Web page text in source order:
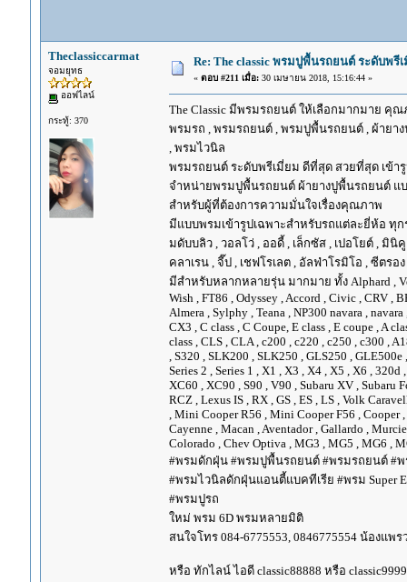
Theclassiccarmat
จอมยุทธ
ออฟไลน์
กระทู้: 370
Re: The classic พรมปูพื้นรถยนต์ ระดับพรี
« ตอบ #211 เมื่อ:30 เมษายน 2018, 15:16:44 »
The Classic มีพรมรถยนต์ ให้เลือกมากมาย คุ
พรมรถ , พรมรถยนต์ , พรมปูพื้นรถยนต์ , ผ้ายา
, พรมไวนิล
พรมรถยนต์ ระดับพรีเมี่ยม ดีที่สุด สวยที่สุด เข้ารู
จำหน่ายพรมปูพื้นรถยนต์ ผ้ายางปูพื้นรถยนต์ แบบ
สำหรับผู้ที่ต้องการความมั่นใจเรื่องคุณภาพ
มีแบบพรมเข้ารูปเฉพาะสำหรับรถแต่ละยี่ห้อ ทุก
มดับบลิว , วอลโว่ , ออดี้ , เล็กซัส , เปอโยต์ , มินิ
คลาเรน , จี๊ป , เชฟโรเลต , อัลฟ่าโรมิโอ , ซีตร
มีสำหรับหลากหลายรุ่น มากมาย ทั้ง Alphard ,
Wish , FT86 , Odyssey , Accord , Civic , CRV ,
Almera , Sylphy , Teana , NP300 navara ,
CX3 , C class , C Coupe, E class , E coupe , A
class , CLS , CLA , c200 , c220 , c250 , c300 ,
, S320 , SLK200 , SLK250 , GLS250 , GLE500e
Series 2 , Series 1 , X1 , X3 , X4 , X5 , X6 ,
XC60 , XC90 , S90 , V90 , Subaru XV , Subaru
RCZ , Lexus IS , RX , GS , ES , LS , Volk
, Mini Cooper R56 , Mini Cooper F56 , Cooper
Cayenne , Macan , Aventador , Gallardo ,
Colorado , Chev Optiva , MG3 , MG5 , MG6 ,
#พรมดักฝุ่น #พรมปูพื้นรถยนต์ #พรมรถยนต์ #พ
#พรมไวนิลดักฝุ่นแอนตี้แบคทีเรีย #พรม Super
#พรมปูรถ
ใหม่ พรม 6D พรมหลายมิติ
สนใจโทร 084-6775553, 0846775554 น้องแพร
หรือ ทักไลน์ ไอดี classic88888 หรือ